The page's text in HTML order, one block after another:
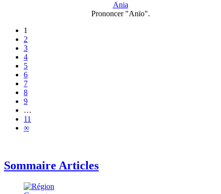
Ania
Prononcer "Anïo".
1
2
3
4
5
6
7
8
9
…
11
∞
Sommaire Articles